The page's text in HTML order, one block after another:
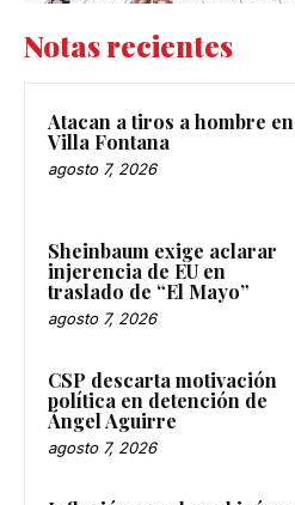
Notas recientes
Atacan a tiros a hombre en
Villa Fontana
agosto 7, 2026
Sheinbaum exige aclarar
injerencia de EU en
traslado de “El Mayo”
agosto 7, 2026
CSP descarta motivación
política en detención de
Ángel Aguirre
agosto 7, 2026